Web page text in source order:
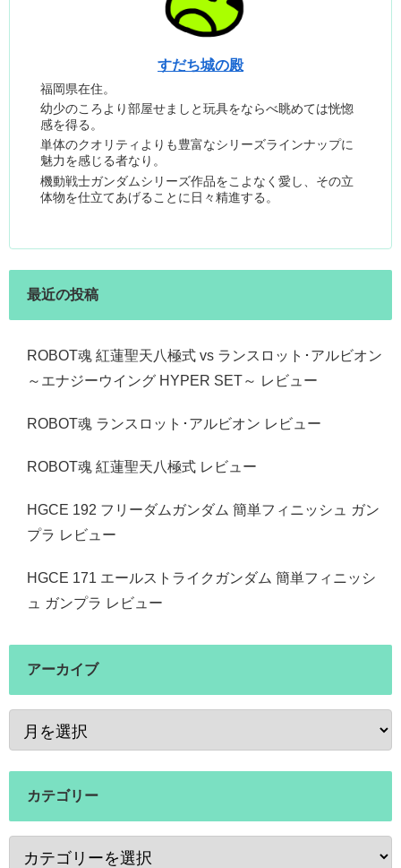
すだち城の殿
福岡県在住。
幼少のころより部屋せましと玩具をならべ眺めては恍惚
感を得る。
単体のクオリティよりも豊富なシリーズラインナップに
魅力を感じる者なり。
機動戦士ガンダムシリーズ作品をこよなく愛し、その立
体物を仕立てあげることに日々精進する。
最近の投稿
ROBOT魂 紅蓮聖天八極式 vs ランスロット･アルビオン
～エナジーウイング HYPER SET～ レビュー
ROBOT魂 ランスロット･アルビオン レビュー
ROBOT魂 紅蓮聖天八極式 レビュー
HGCE 192 フリーダムガンダム 簡単フィニッシュ ガン
プラ レビュー
HGCE 171 エールストライクガンダム 簡単フィニッシ
ュ ガンプラ レビュー
アーカイブ
カテゴリー